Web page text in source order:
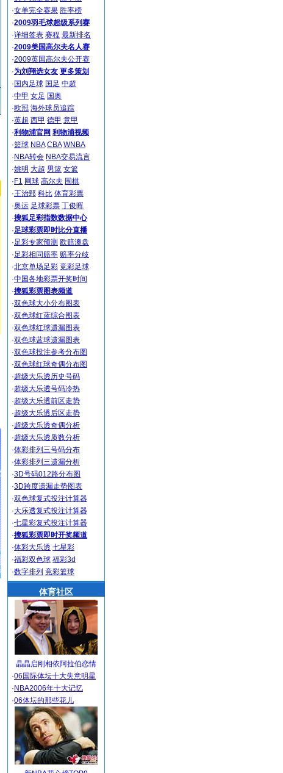
·女单完全赛果 胜率榜
·2009羽毛球超级系列赛
·详细签表 赛程 最新排名
·2009美国高尔夫名人赛
·2009英国高尔夫公开赛
·为刘翔选女友 更多策划
· 国内足球 国足 中超
·中甲 女足 国奥
·欧冠 海外球员追踪
·英超 西甲 德甲 意甲
·利物浦官网 利物浦视频
·篮球 NBA CBA WNBA
· NBA转会 NBA交易流言
·姚明 大超 男篮 女篮
· F1 网球 高尔夫 围棋
·王治郅 科比 体育彩票
·奥运 足球彩票 丁俊晖
·搜狐足彩指数数据中心
·足球彩票即时比分直播
·足彩专家预测 欧赔澳盘
·足彩相同赔率 赔率分歧
·北京单场足彩 竞彩足球
·中国各地彩票开奖时间
·搜狐彩票图表频道
·双色球大小分布图表
·双色球红蓝综合图表
·双色球红球遗漏图表
·双色球蓝球遗漏图表
·双色球投注参考分布图
·双色球红球奇偶分布图
·超级大乐透历史号码
·超级大乐透号码冷热
·超级大乐透前区走势
·超级大乐透后区走势
·超级大乐透奇偶分析
·超级大乐透质数分析
·体彩排列三号码分布
·体彩排列三遗漏分析
·3D号码012路分布图
·3D跨度遗漏走势图表
·双色球复式投注计算器
·大乐透复式投注计算器
·七星彩复式投注计算器
·搜狐彩票即时开奖频道
·体彩大乐透 七星彩
·福彩双色球 福彩3d
·数字排列 竞彩篮球
体育社区
晶晶启刚相依阿拉伯恋情
·06国际体坛十大失意明星
· NBA2006年十大记忆
·06体坛的那些花儿